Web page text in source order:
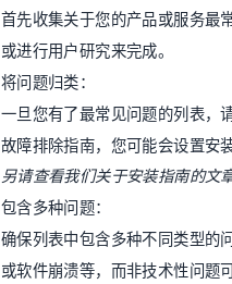
首先收集关于您的产品或服务最
或进行用户研究来完成。
将问题归类：
一旦您有了最常见问题的列表，
故障排除指南，您可能会设置安
另请查看我们关于安装指南的文
包含多种问题：
确保列表中包含多种不同类型的
或软件崩溃等，而非技术性问题